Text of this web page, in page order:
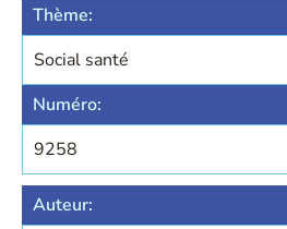
Thème:
Social santé
Numéro:
9258
Auteur: